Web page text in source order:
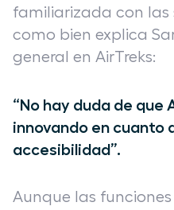
familiarizada con las
como bien explica
general en AirTreks:
“No hay duda de que
innovando en cuanto
accesibilidad”.
Aunque las